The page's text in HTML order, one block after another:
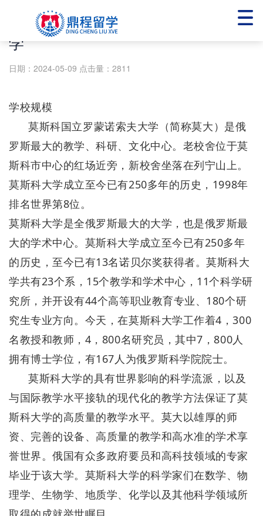
【本硕连读硕博连读】莫斯科国立大
学
日期：2024-05-09 点击量：2811
学校规模
莫斯科国立罗蒙诺索夫大学（简称莫大）是俄
罗斯最大的教学、科研、文化中心。老校舍位于莫
斯科市中心的红场近旁，新校舍坐落在列宁山上。
莫斯科大学成立至今已有250多年的历史，1998年
排名世界第8位。
莫斯科大学是全俄罗斯最大的大学，也是俄罗斯最
大的学术中心。莫斯科大学成立至今已有250多年
的历史，至今已有13名诺贝尔奖获得者。莫斯科大
学共有23个系，15个教学和学术中心，11个科学研
究所，并开设有44个高等职业教育专业、180个研
究生专业方向。今天，在莫斯科大学工作着4，300
名教授和教师，4，800名研究员，其中7，800人
拥有博士学位，有167人为俄罗斯科学院院士。
莫斯科大学的具有世界影响的科学流派，以及
与国际教学水平接轨的现代化的教学方法保证了莫
斯科大学的高质量的教学水平。莫大以雄厚的师
资、完善的设备、高质量的教学和高水准的学术享
誉世界。俄国有众多政府要员和高科技领域的专家
毕业于该大学。莫斯科大学的科学家们在数学、物
理学、生物学、地质学、化学以及其他科学领域所